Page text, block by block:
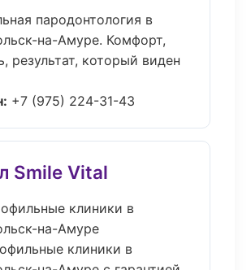
пародонтология в
на-Амуре. Комфорт,
результат, который виден
+7 (975) 224-31-43
Smile Vital
клиники в
на-Амуре
клиники в